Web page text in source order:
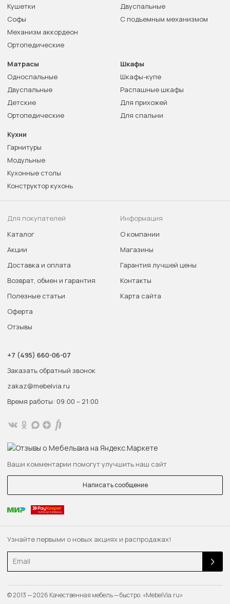
Узнайте первыми о новых акциях и распродажах!
Email
Кушетки
Софы
Механизм аккордеон
Ортопедические
Двуспальные
С подъемным механизмом
Матрасы
Односпальные
Двуспальные
Детские
Ортопедические
Шкафы
Шкафы-купе
Распашные шкафы
Для прихожей
Для спальни
Кухни
Гарнитуры
Модульные
Кухонные столы
Конструктор кухонь
Для покупателей
Каталог
Акции
Доставка и оплата
Возврат, обмен и гарантия
Полезные статьи
Оферта
Отзывы
Информация
О компании
Магазины
Гарантия лучшей цены
Контакты
Карта сайта
+7 (495) 660-06-07
Заказать обратный звонок
zakaz@mebelvia.ru
Время работы: 09:00 – 21:00
Ваши комментарии помогут улучшить наш сайт
Написать сообщение
© 2013 — 2026 Качественная мебель — быстро. «MebelVia.ru»